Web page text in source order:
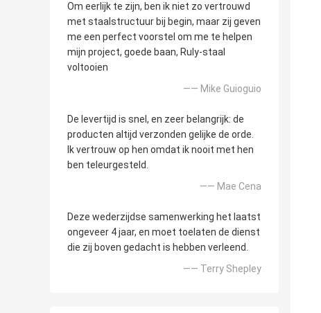
Om eerlijk te zijn, ben ik niet zo vertrouwd
met staalstructuur bij begin, maar zij geven
me een perfect voorstel om me te helpen
mijn project, goede baan, Ruly-staal
voltooien
—— Mike Guioguio
De levertijd is snel, en zeer belangrijk: de
producten altijd verzonden gelijke de orde.
Ik vertrouw op hen omdat ik nooit met hen
ben teleurgesteld.
—— Mae Cena
Deze wederzijdse samenwerking het laatst
ongeveer 4 jaar, en moet toelaten de dienst
die zij boven gedacht is hebben verleend.
—— Terry Shepley